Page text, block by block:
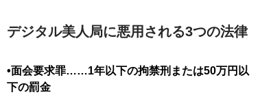
デジタル美人局に悪用される3つの法律
•面会要求罪……1年以下の拘禁刑または50万円以
下の罰金